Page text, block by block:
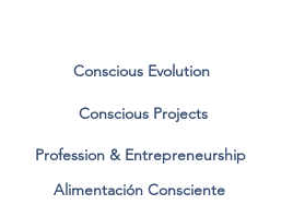
Conscious Evolution
Conscious Projects
Profession & Entrepreneurship
Alimentación Consciente